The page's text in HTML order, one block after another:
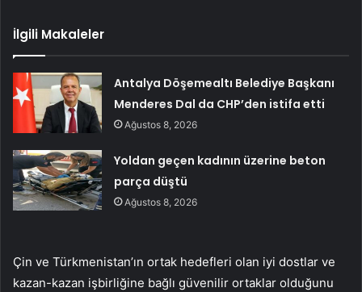
İlgili Makaleler
Antalya Döşemealtı Belediye Başkanı
Menderes Dal da CHP’den istifa etti
Ağustos 8, 2026
Yoldan geçen kadının üzerine beton
parça düştü
Ağustos 8, 2026
Çin ve Türkmenistan’ın ortak hedefleri olan iyi dostlar ve
kazan-kazan işbirliğine bağlı güvenilir ortaklar olduğunu